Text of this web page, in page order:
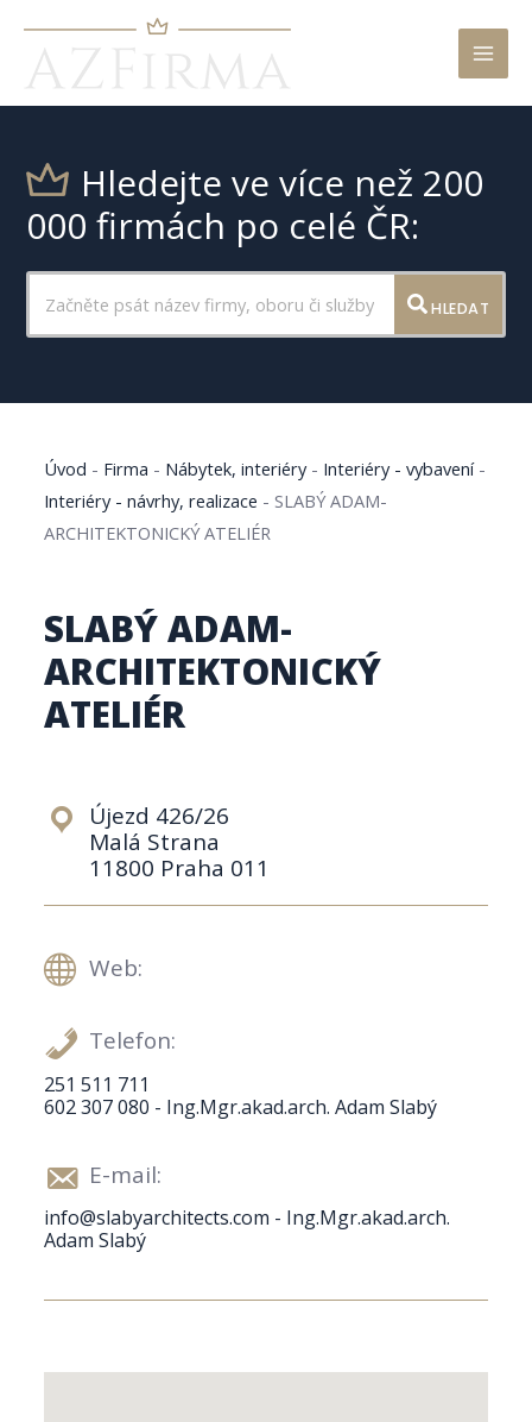
Hledejte ve více než 200
000 firmách po celé ČR:
HLEDAT
Úvod - Firma - Nábytek, interiéry- Interiéry - vybavení-
Interiéry - návrhy, realizace - SLABÝ ADAM-
ARCHITEKTONICKÝ ATELIÉR
SLABÝ ADAM-
ARCHITEKTONICKÝ
ATELIÉR
Újezd 426/26
Malá Strana
11800 Praha 011
Web:
Telefon:
251 511 711
602 307 080 - Ing.Mgr.akad.arch. Adam Slabý
E-mail:
info@slabyarchitects.com - Ing.Mgr.akad.arch.
Adam Slabý